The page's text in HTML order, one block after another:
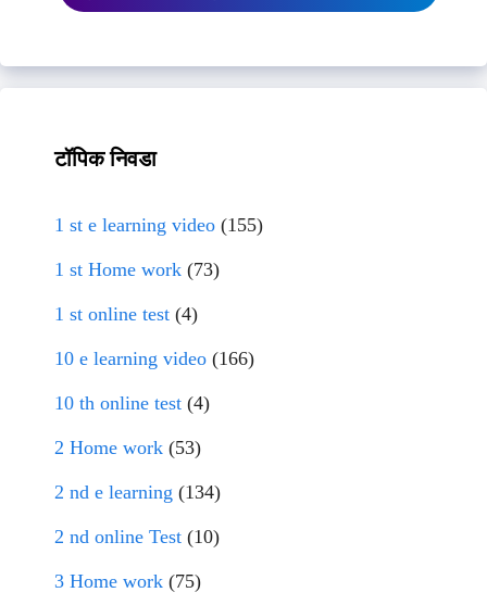
टॉपिक निवडा
1 st e learning video (155)
1 st Home work (73)
1 st online test (4)
10 e learning video (166)
10 th online test (4)
2 Home work (53)
2 nd e learning (134)
2 nd online Test (10)
3 Home work (75)